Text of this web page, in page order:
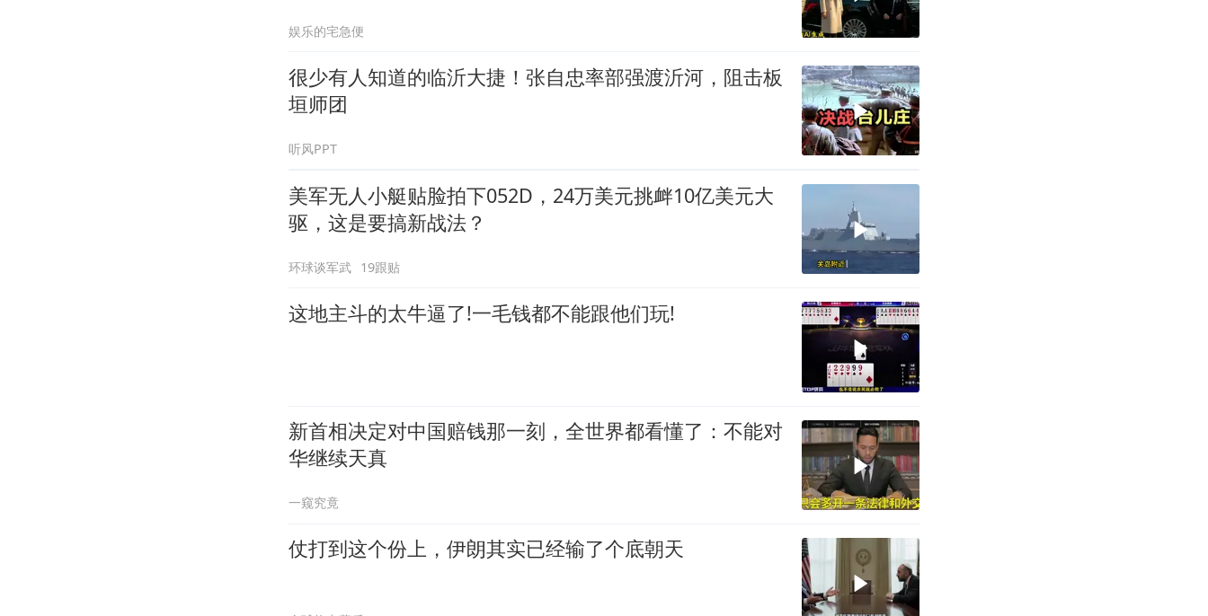
娱乐的宅急便
很少有人知道的临沂大捷！张自忠率部强渡沂河，阻击板
垣师团
听风PPT
美军无人小艇贴脸拍下052D，24万美元挑衅10亿美元大
驱，这是要搞新战法？
环球谈军武 19跟贴
这地主斗的太牛逼了!一毛钱都不能跟他们玩!
新首相决定对中国赔钱那一刻，全世界都看懂了：不能对
华继续天真
一窥究竟
仗打到这个份上，伊朗其实已经输了个底朝天